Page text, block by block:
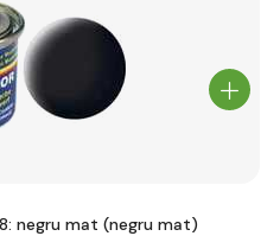
negru mat (negru mat)